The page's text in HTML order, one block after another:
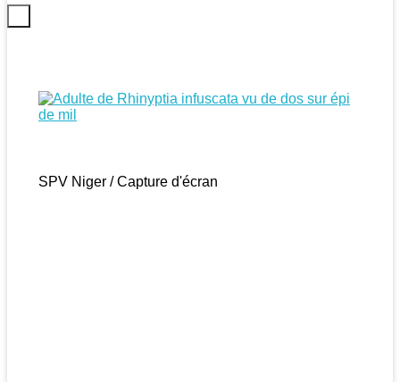
SPV Niger / Capture d'écran